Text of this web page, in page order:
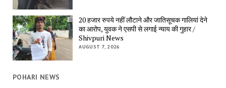
20 हजार रुपये नहीं लौटाने और जातिसूचक गालियां देने
का आरोप, युवक ने एसपी से लगाई न्याय की गुहार /
Shivpuri News
AUGUST 7, 2026
POHARI NEWS